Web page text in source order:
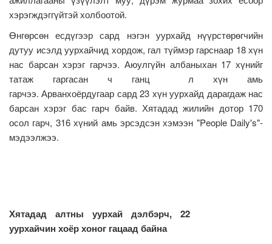
хэрэгждэггүйтэй холбоотой.
Өнгөрсөн есдүгээр сард нэгэн уурхайд нүүрстөрөгчийн
дутуу исэлд уурхайчид хордож, гал түймэр гарснаар 18 хүн
нас барсан хэрэг гарчээ. Аюулгүйн албаныхан 17 хүнийг
татаж гаргасан ч ганц л хүн амь
гарчээ. Арванхоёрдугаар сард 23 хүн уурхайд дарагдаж нас
барсан хэрэг бас гарч байв. Хятадад жилийн дотор 170
осол гарч, 316 хүний амь эрсэдсэн хэмээн "People Daily's"-
мэдээлжээ.
Хятадад алтны уурхай дэлбэрч, 22
уурхайчин хоёр хоног гацаад байна